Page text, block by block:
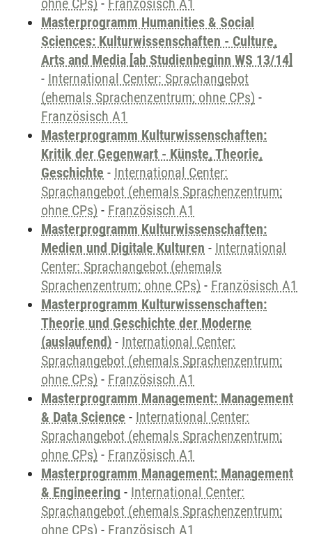
ohne CPs) - Französisch A1
Masterprogramm Humanities & Social
Sciences: Kulturwissenschaften - Culture,
Arts and Media [ab Studienbeginn WS 13/14]
- International Center: Sprachangebot
(ehemals Sprachenzentrum; ohne CPs) -
Französisch A1
Masterprogramm Kulturwissenschaften:
Kritik der Gegenwart - Künste, Theorie,
Geschichte - International Center:
Sprachangebot (ehemals Sprachenzentrum;
ohne CPs) - Französisch A1
Masterprogramm Kulturwissenschaften:
Medien und Digitale Kulturen - International
Center: Sprachangebot (ehemals
Sprachenzentrum; ohne CPs) - Französisch A1
Masterprogramm Kulturwissenschaften:
Theorie und Geschichte der Moderne
(auslaufend) - International Center:
Sprachangebot (ehemals Sprachenzentrum;
ohne CPs) - Französisch A1
Masterprogramm Management: Management
& Data Science - International Center:
Sprachangebot (ehemals Sprachenzentrum;
ohne CPs) - Französisch A1
Masterprogramm Management: Management
& Engineering - International Center:
Sprachangebot (ehemals Sprachenzentrum;
ohne CPs) - Französisch A1